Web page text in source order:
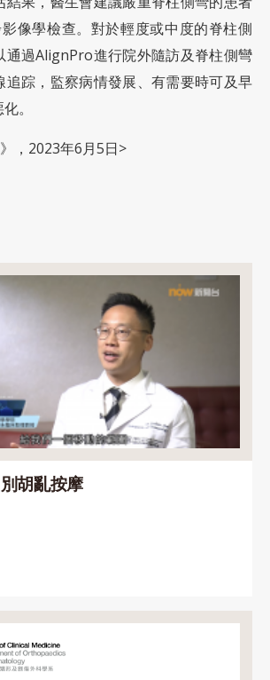
像學檢查。對於輕度或中度的脊柱側
通過AlignPro進行院外隨訪及脊柱側彎
追踪，監察病情發展、有需要時可及早
。
》，2023年6月5日>
胡亂按摩